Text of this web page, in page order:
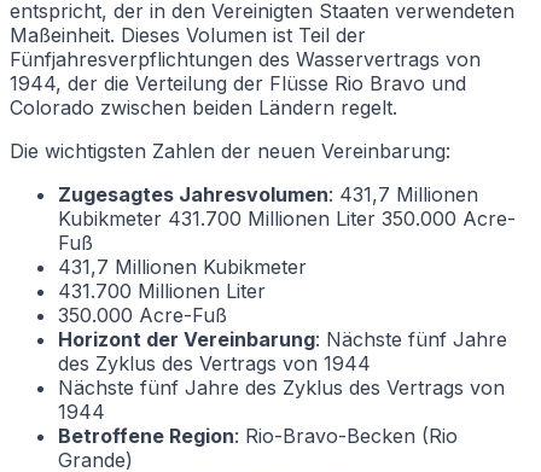
entspricht, der in den Vereinigten Staaten verwendeten
Maßeinheit. Dieses Volumen ist Teil der
Fünfjahresverpflichtungen des Wasservertrags von
1944, der die Verteilung der Flüsse Rio Bravo und
Colorado zwischen beiden Ländern regelt.
Die wichtigsten Zahlen der neuen Vereinbarung:
Zugesagtes Jahresvolumen: 431,7 Millionen
Kubikmeter 431.700 Millionen Liter 350.000 Acre-
Fuß
431,7 Millionen Kubikmeter
431.700 Millionen Liter
350.000 Acre-Fuß
Horizont der Vereinbarung: Nächste fünf Jahre
des Zyklus des Vertrags von 1944
Nächste fünf Jahre des Zyklus des Vertrags von
1944
Betroffene Region: Rio-Bravo-Becken (Rio
Grande)